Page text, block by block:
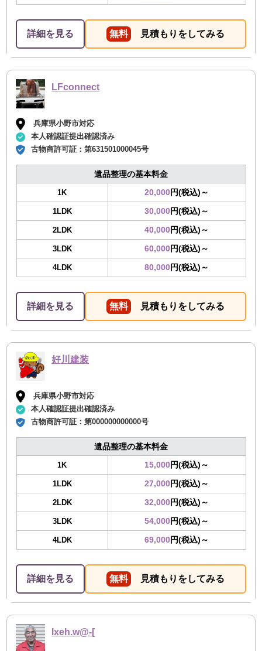
詳細を見る 無料 見積もりをしてみる
LFconnect
兵庫県小野市対応
本人確認証提出確認済み
古物商許可証：第631501000045号
遺品整理の基本料金
1K 20,000円(税込)～
1LDK 30,000円(税込)～
2LDK 40,000円(税込)～
3LDK 60,000円(税込)～
4LDK 80,000円(税込)～
詳細を見る 無料 見積もりをしてみる
好川建装
兵庫県小野市対応
本人確認証提出確認済み
古物商許可証：第000000000000号
遺品整理の基本料金
1K 15,000円(税込)～
1LDK 27,000円(税込)～
2LDK 32,000円(税込)～
3LDK 54,000円(税込)～
4LDK 69,000円(税込)～
詳細を見る 無料 見積もりをしてみる
lxeh.w@-[